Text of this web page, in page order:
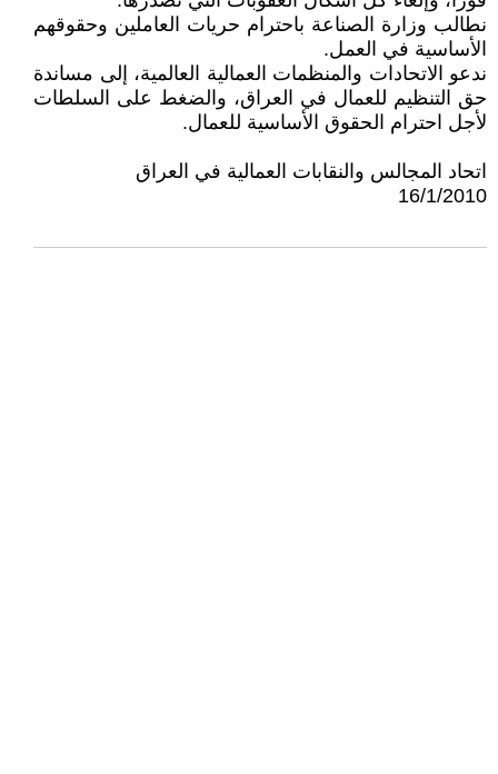
نطالب وزارة الصناعة باحترام حريات العاملين وحقوقهم
الأساسية في العمل.
ندعو الاتحادات والمنظمات العمالية العالمية، إلى مساندة
حق التنظيم للعمال في العراق، والضغط على السلطات
لأجل احترام الحقوق الأساسية للعمال.
اتحاد المجالس والنقابات العمالية في العراق
16/1/2010